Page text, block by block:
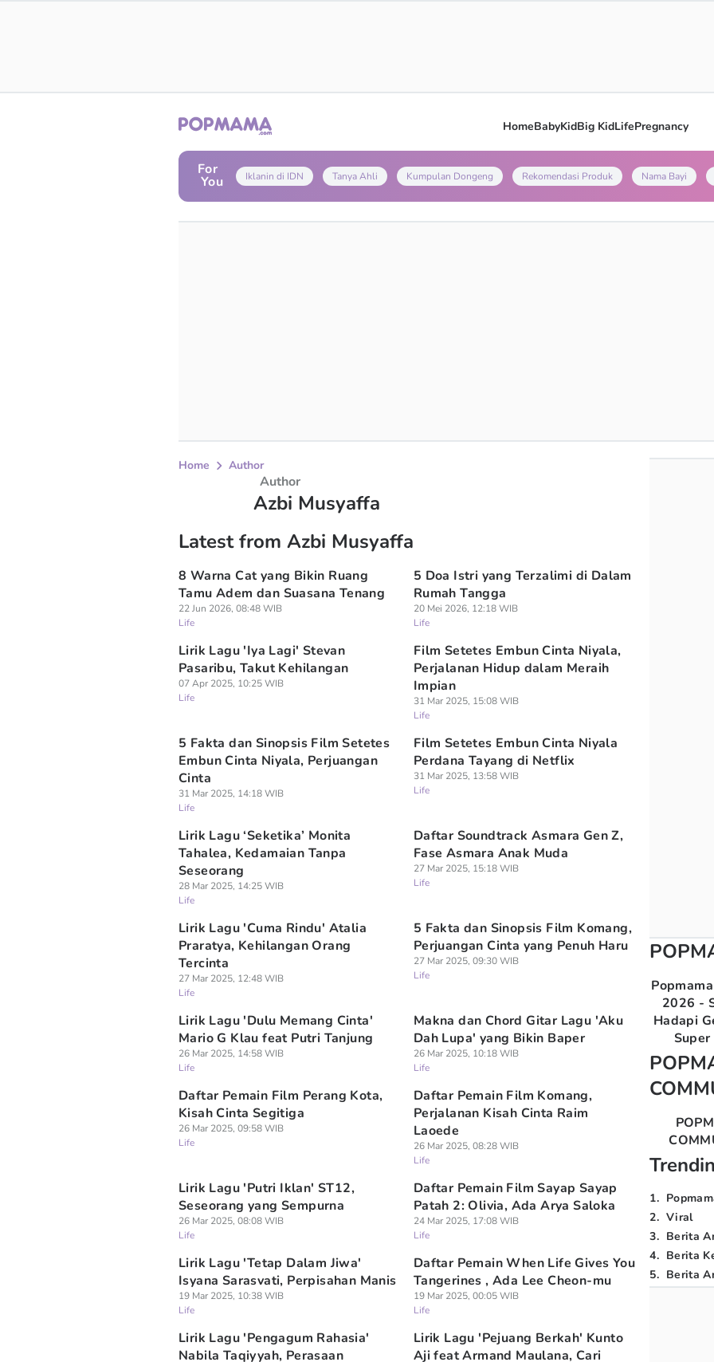
HomeBabyKidBig KidLifePregnancy
For
You Iklanin di IDN Tanya Ahli Kumpulan Dongeng Rekomendasi Produk Nama Bayi
Home Author
Author
Azbi Musyaffa
Latest from Azbi Musyaffa
8 Warna Cat yang Bikin Ruang
Tamu Adem dan Suasana Tenang
22 Jun 2026, 08:48 WIB
Life
5 Doa Istri yang Terzalimi di Dalam
Rumah Tangga
20 Mei 2026, 12:18 WIB
Life
Lirik Lagu 'Iya Lagi' Stevan
Pasaribu, Takut Kehilangan
07 Apr 2025, 10:25 WIB
Life
Film Setetes Embun Cinta Niyala,
Perjalanan Hidup dalam Meraih
Impian
31 Mar 2025, 15:08 WIB
Life
5 Fakta dan Sinopsis Film Setetes
Embun Cinta Niyala, Perjuangan
Cinta
31 Mar 2025, 14:18 WIB
Life
Film Setetes Embun Cinta Niyala
Perdana Tayang di Netflix
31 Mar 2025, 13:58 WIB
Life
Lirik Lagu ‘Seketika’ Monita
Tahalea, Kedamaian Tanpa
Seseorang
28 Mar 2025, 14:25 WIB
Life
Daftar Soundtrack Asmara Gen Z,
Fase Asmara Anak Muda
27 Mar 2025, 15:18 WIB
Life
Lirik Lagu 'Cuma Rindu' Atalia
Praratya, Kehilangan Orang
Tercinta
27 Mar 2025, 12:48 WIB
Life
5 Fakta dan Sinopsis Film Komang,
Perjuangan Cinta yang Penuh Haru
27 Mar 2025, 09:30 WIB
Life
Lirik Lagu 'Dulu Memang Cinta'
Mario G Klau feat Putri Tanjung
26 Mar 2025, 14:58 WIB
Life
Makna dan Chord Gitar Lagu 'Aku
Dah Lupa' yang Bikin Baper
26 Mar 2025, 10:18 WIB
Life
Daftar Pemain Film Perang Kota,
Kisah Cinta Segitiga
26 Mar 2025, 09:58 WIB
Life
Daftar Pemain Film Komang,
Perjalanan Kisah Cinta Raim
Laoede
26 Mar 2025, 08:28 WIB
Life
Lirik Lagu 'Putri Iklan' ST12,
Seseorang yang Sempurna
26 Mar 2025, 08:08 WIB
Life
Daftar Pemain Film Sayap Sayap
Patah 2: Olivia, Ada Arya Saloka
24 Mar 2025, 17:08 WIB
Life
Lirik Lagu 'Tetap Dalam Jiwa'
Isyana Sarasvati, Perpisahan Manis
19 Mar 2025, 10:38 WIB
Life
Daftar Pemain When Life Gives You
Tangerines , Ada Lee Cheon-mu
19 Mar 2025, 00:05 WIB
Life
Lirik Lagu 'Pengagum Rahasia'
Nabila Taqiyyah, Perasaan
Lirik Lagu 'Pejuang Berkah' Kunto
Aji feat Armand Maulana, Cari
2026 -
Hadapi
1.
2. Viral
3. Berita
4. Berita
5. Berita